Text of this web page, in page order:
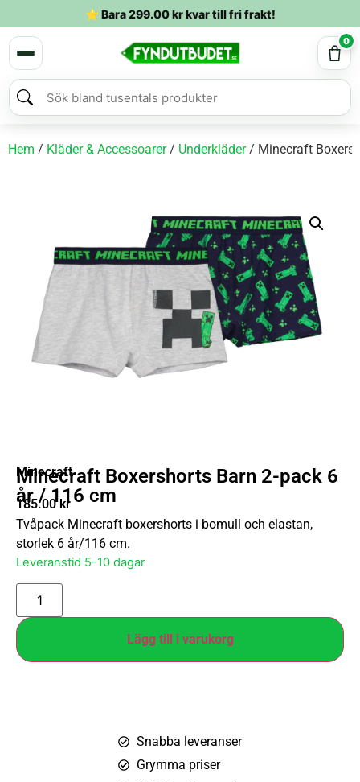
⭐ Bara299.00krkvar till fri frakt!
0
Hem / Kläder & Accessoarer/ Underkläder/ Minecraft
Minecraft
Minecraft Boxershorts Barn 2-pack 6
år / 116 cm
185.00kr
Tvåpack Minecraft boxershorts i bomull och elastan,
storlek 6 år/116 cm.
Leveranstid 5-10 dagar
Lägg till i varukorg
Snabba leveranser
Grymma priser